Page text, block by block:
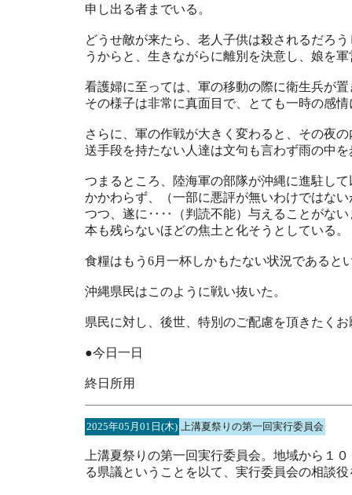
申し出る者までいる。
どうせ敵が来たら、老人子供は殺されるだろ
うからと、生きながらに離別を決意し、娘を
看護婦に至っては、軍の移動の際に衛生兵が
その様子は非常に真面目で、とても一時の感
さらに、軍の作戦が大きく変わると、その夜
送手段を持たない人達は文句も言わず雨の中
つまるところ、陸海軍の部隊が沖縄に進駐し
かかわらず、（一部に悪評が無いわけではな
つつ、遂に‥‥（判読不能）与えることがない
本も残らないほどの焦土と化そうとしている。
食糧はもう6月一杯しかもたない状況であると
沖縄県民はこのように戦い抜いた。
県民に対し、後世、特別のご配慮を頂きたく
●今日一日
終日所用
2025年05月01日(木) 上溝夏祭りの第一回実行委員会
上溝夏祭りの第一回実行委員会。地域から１
る県議ということを以て、実行委員会の相談